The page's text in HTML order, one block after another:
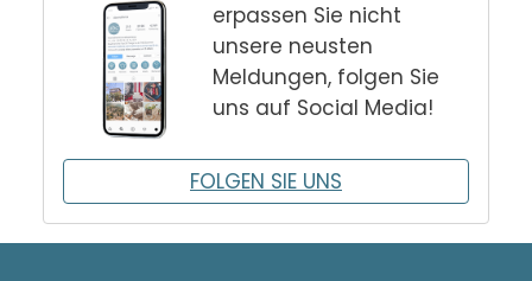
erpassen Sie nicht
unsere neusten
Meldungen, folgen Sie
uns auf Social Media!
FOLGEN SIE UNS